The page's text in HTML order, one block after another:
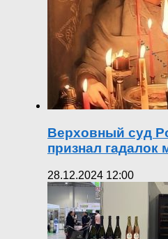
Верховный суд
признал гадалок
28.12.2024 12:00